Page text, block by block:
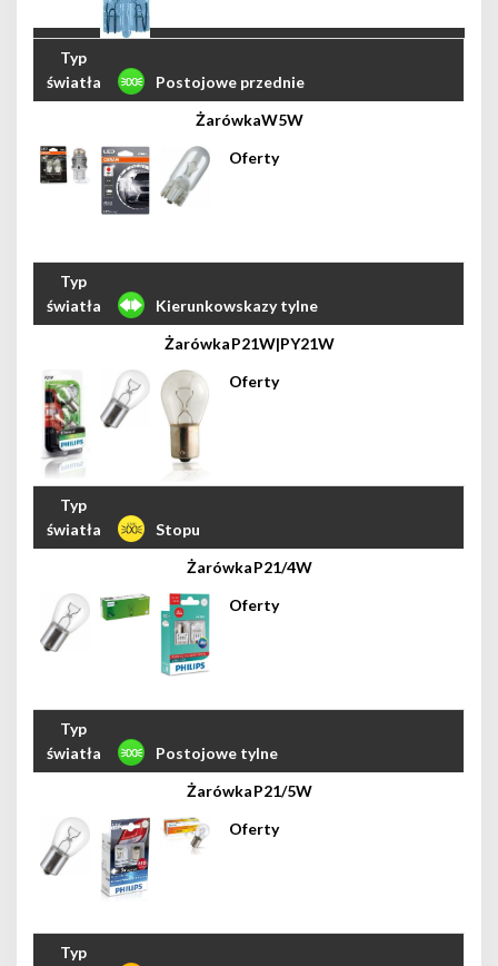
Postojowe przednie
W5W
Kierunkowskazy tylne
P21W|PY21W
Stopu
P21/4W
Postojowe tylne
P21/5W